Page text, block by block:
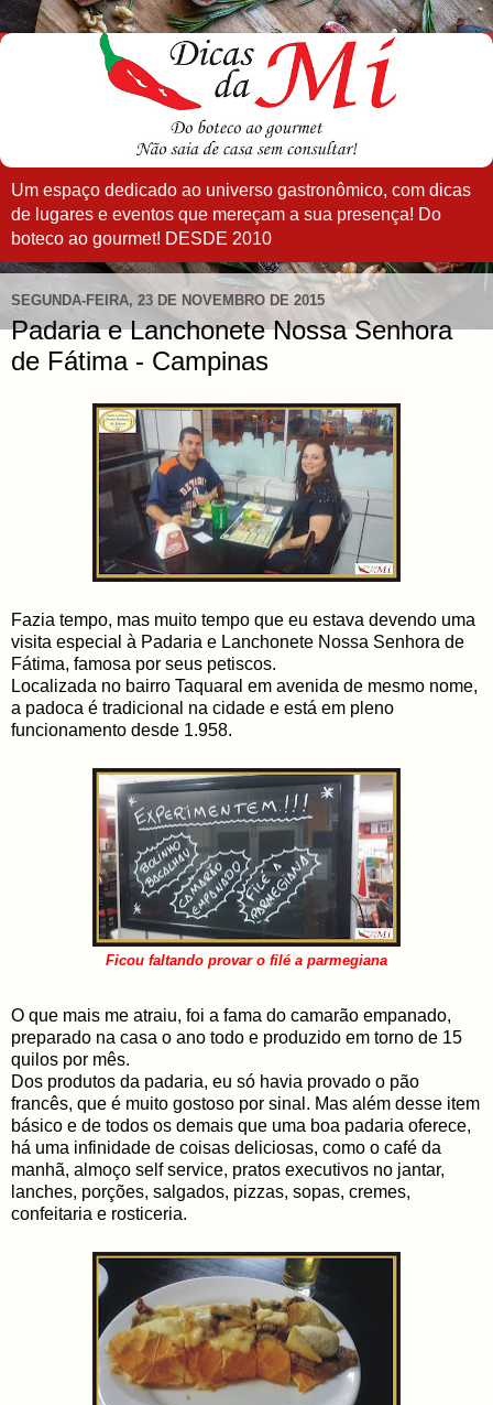
Um espaço dedicado ao universo gastronômico, com dicas
de lugares e eventos que mereçam a sua presença! Do
boteco ao gourmet! DESDE 2010
SEGUNDA-FEIRA, 23 DE NOVEMBRO DE 2015
Padaria e Lanchonete Nossa Senhora
de Fátima - Campinas
Fazia tempo, mas muito tempo que eu estava devendo uma
visita especial à Padaria e Lanchonete Nossa Senhora de
Fátima, famosa por seus petiscos.
Localizada no bairro Taquaral em avenida de mesmo nome,
a padoca é tradicional na cidade e está em pleno
funcionamento desde 1.958.
Ficou faltando provar o filé a parmegiana
O que mais me atraiu, foi a fama do camarão empanado,
preparado na casa o ano todo e produzido em torno de 15
quilos por mês.
Dos produtos da padaria, eu só havia provado o pão
francês, que é muito gostoso por sinal. Mas além desse item
básico e de todos os demais que uma boa padaria oferece,
há uma infinidade de coisas deliciosas, como o café da
manhã, almoço self service, pratos executivos no jantar,
lanches, porções, salgados, pizzas, sopas, cremes,
confeitaria e rosticeria.